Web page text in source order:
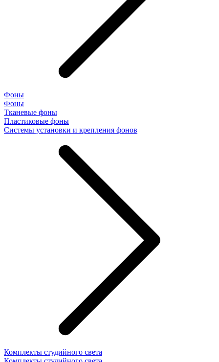
Фоны
Фоны
Тканевые фоны
Пластиковые фоны
Системы установки и крепления фонов
Комплекты студийного света